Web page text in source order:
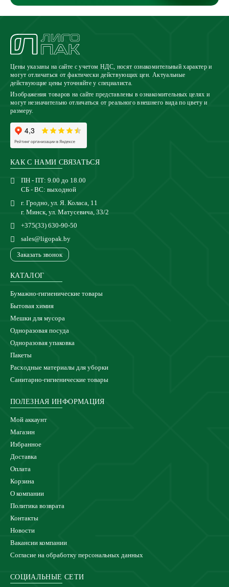
Цены указаны на сайте с учетом НДС, носят ознакомительный характер и
могут отличаться от фактически действующих цен. Актуальные
действующие цены уточняйте у специалиста.
Изображения товаров на сайте представлены в ознакомительных целях и
могут незначительно отличаться от реального внешнего вида по цвету и
размеру.
КАК С НАМИ СВЯЗАТЬСЯ
ПН - ПТ: 9.00 до 18.00
СБ - ВС: выходной
г. Гродно, ул. Я. Коласа, 11
г. Минск, ул. Матусевича, 33/2
+375(33) 630-90-50
sales@ligopak.by
Заказать звонок
КАТАЛОГ
Бумажно-гигиенические товары
Бытовая химия
Мешки для мусора
Одноразовая посуда
Одноразовая упаковка
Пакеты
Расходные материалы для уборки
Санитарно-гигиенические товары
ПОЛЕЗНАЯ ИНФОРМАЦИЯ
Мой аккаунт
Магазин
Избранное
Доставка
Оплата
Корзина
О компании
Политика возврата
Контакты
Новости
Вакансии компании
Согласие на обработку персональных данных
СОЦИАЛЬНЫЕ СЕТИ